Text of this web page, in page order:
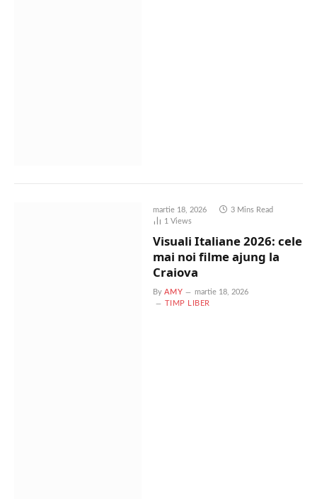
martie 18, 2026
3 Mins Read
1 Views
Visuali Italiane 2026: cele
mai noi filme ajung la
Craiova
By AMY
martie 18, 2026
TIMP LIBER